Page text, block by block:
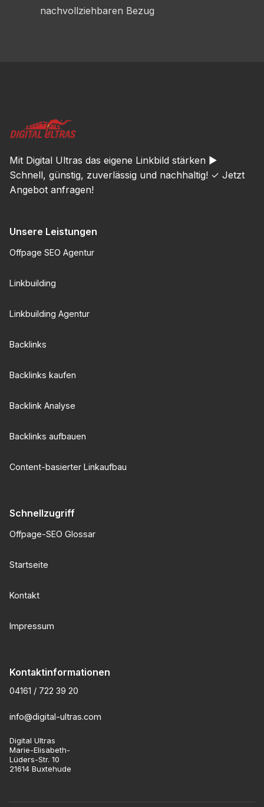
nachvollziehbaren Bezug
Mit Digital Ultras das eigene Linkbild stärken ►
Schnell, günstig, zuverlässig und nachhaltig! ✓ Jetzt
Angebot anfragen!
Unsere Leistungen
Offpage SEO Agentur
Linkbuilding
Linkbuilding Agentur
Backlinks
Backlinks kaufen
Backlink Analyse
Backlinks aufbauen
Content-basierter Linkaufbau
Schnellzugriff
Offpage-SEO Glossar
Startseite
Kontakt
Impressum
Kontaktinformationen
04161 / 722 39 20
info@digital-ultras.com
Digital Ultras
Marie-Elisabeth-
Lüders-Str. 10
21614 Buxtehude